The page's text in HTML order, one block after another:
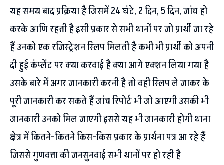
यह समय बाद प्रक्रिया है जिसमें 24 घंटे, 2 दिन, 5 दिन, जांच हो
करके आणि रहती है इसी प्रकार से सभी थानों पर जो प्रार्थी जा रहे
हैं उनको एक रजिस्ट्रेशन स्लिप मिलती है कभी भी प्रार्थी को अपनी
दी हुई कंप्लेंट पर क्या करवाई है क्या आगे एक्शन लिया गया है
उसके बारे में अगर जानकारी करनी है तो वही स्लिप ले जाकर के
पूरी जानकारी कर सकते हैं जांच रिपोर्ट भी जो आएगी उसकी भी
जानकारी उनको मिल जाएगी इससे यह भी जानकारी होगी थाना
क्षेत्र में कितने-कितने किस-किस प्रकार के प्रार्थना पत्र आ रहे हैं
जिससे गुणवत्ता की जनसुनवाई सभी थानों पर हो रही है